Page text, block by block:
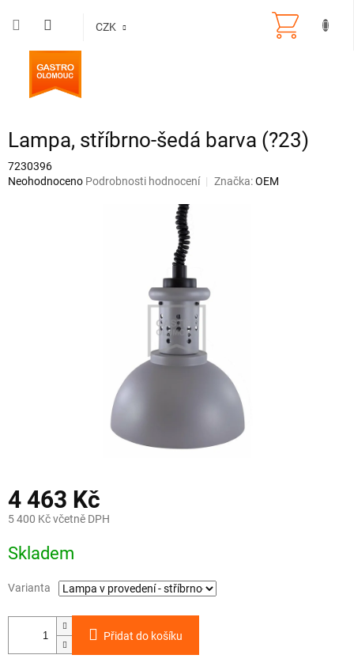
CZK
Lampa, stříbrno-šedá barva (?23)
7230396
Průměrné
Neohodnoceno Podrobnosti hodnocení Značka:OEM
4 463 Kč
5 400 Kč včetně DPH
cena:
Skladem
Varianta
Přidat do košíku